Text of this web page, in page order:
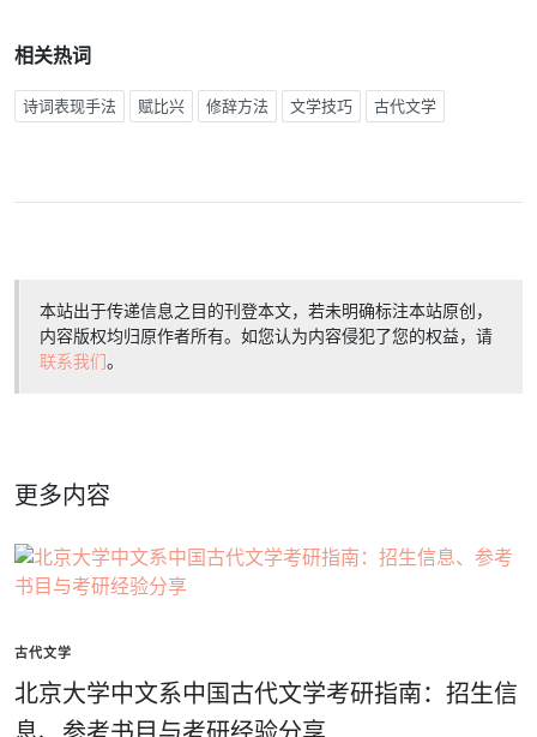
相关热词
诗词表现手法 赋比兴 修辞方法 文学技巧 古代文学
本站出于传递信息之目的刊登本文，若未明确标注本站原创，
内容版权均归原作者所有。如您认为内容侵犯了您的权益，请
联系我们。
更多内容
古代文学
北京大学中文系中国古代文学考研指南：招生信